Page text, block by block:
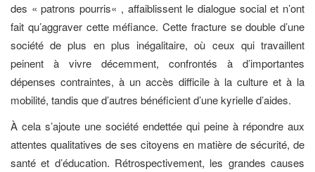
des «patrons pourris« , affaiblissent le dialogue social et n’ont
fait qu’aggraver cette méfiance. Cette fracture se double d’une
société de plus en plus inégalitaire, où ceux qui travaillent
peinent à vivre décemment, confrontés à d’importantes
dépenses contraintes, à un accès difficile à la culture et à la
mobilité, tandis que d’autres bénéficient d’une kyrielle d’aides.
À cela s’ajoute une société endettée qui peine à répondre aux
attentes qualitatives de ses citoyens en matière de sécurité, de
santé et d’éducation. Rétrospectivement, les grandes causes